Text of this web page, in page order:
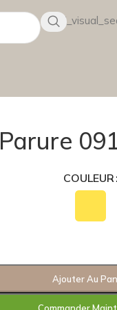
Parure
COULEUR
Ajouter Au